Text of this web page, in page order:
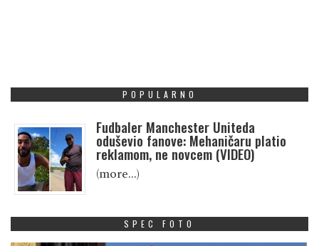
POPULARNO
Fudbaler Manchester Uniteda
oduševio fanove: Mehaničaru platio
reklamom, ne novcem (VIDEO)
(more…)
SPEC FOTO